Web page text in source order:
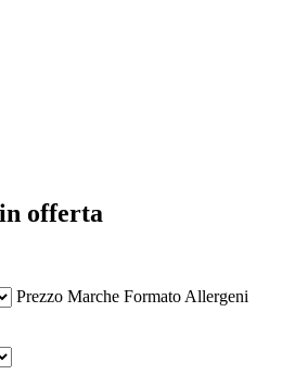
offerta
Prezzo Marche Formato Allergeni